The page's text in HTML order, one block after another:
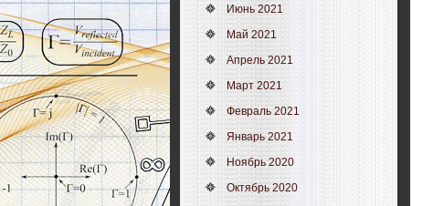
Июнь 2021
Май 2021
Апрель 2021
Март 2021
Февраль 2021
Январь 2021
Ноябрь 2020
Октябрь 2020